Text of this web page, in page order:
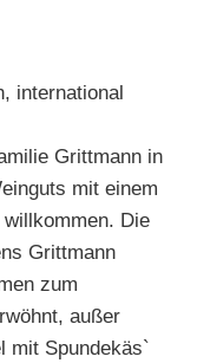
international
Grittmann in
mit einem
Die
Grittmann
zum
außer
mit Spundekäs`